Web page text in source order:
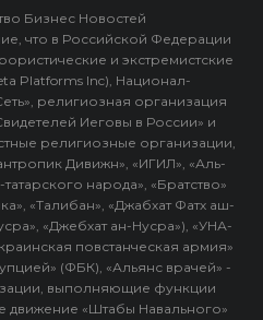
Бизнес Новостей
что в Российской Федерации
и экстремистские
Platforms Inc), Национал-
религиозная организация
Иеговы в России» и
религиозные организации,
Дивижн», «ИГИЛ», «Аль-
народа», «Братство»
«Талибан», «Джабхат Фатх аш-
«Джебхат ан-Нусра»), «УНА-
повстанческая армия»
(ФБК), «Альянс врачей» -
выполняющие функции
движение «Штабы Навального»